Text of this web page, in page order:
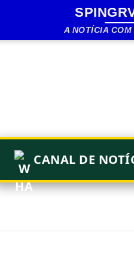
Pular para o
A NOTÍCIA
CANAL DE